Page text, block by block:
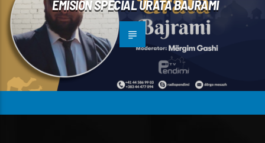
EMISION SPECIAL URATA BAJRAMI